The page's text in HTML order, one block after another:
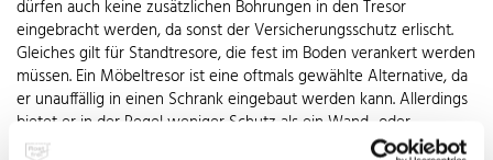
dürfen auch keine zusätzlichen Bohrungen in den Tresor
eingebracht werden, da sonst der Versicherungsschutz erlischt.
Gleiches gilt für Standtresore, die fest im Boden verankert werden
müssen. Ein Möbeltresor ist eine oftmals gewählte Alternative, da
er unauffällig in einen Schrank eingebaut werden kann. Allerdings
bietet er in der Regel weniger Schutz als ein Wand- oder
Standtresor.